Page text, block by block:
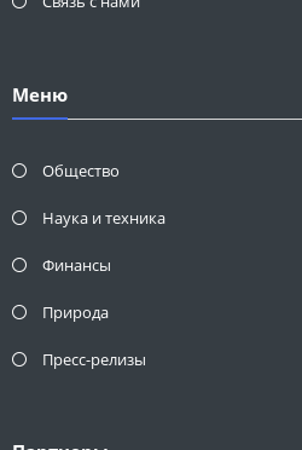
Меню
Общество
Наука и техника
Финансы
Природа
Пресс-релизы